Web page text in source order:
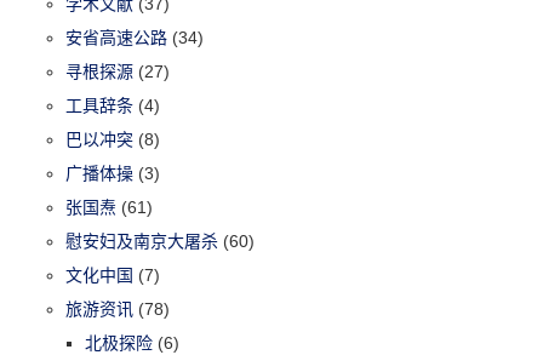
学术文献 (37)
安省高速公路 (34)
寻根探源 (27)
工具辞条 (4)
巴以冲突 (8)
广播体操 (3)
张国焘 (61)
慰安妇及南京大屠杀 (60)
文化中国 (7)
旅游资讯 (78)
北极探险 (6)